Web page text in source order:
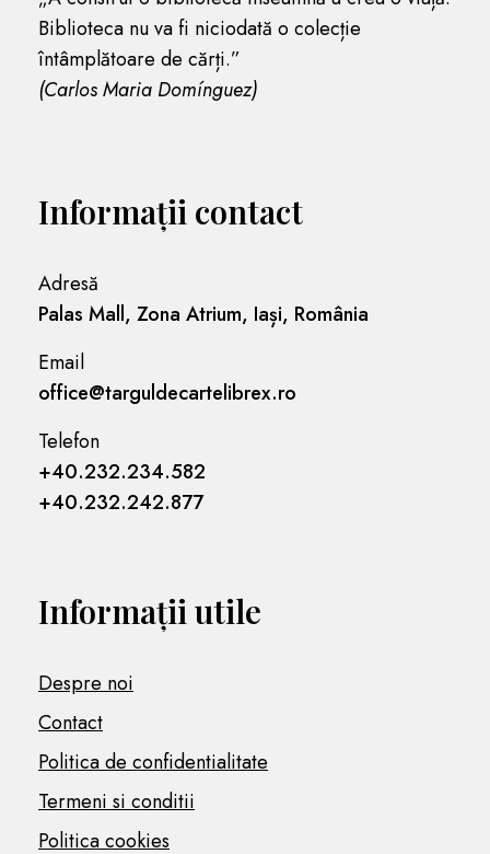
Biblioteca nu va fi niciodată o colecție
întâmplătoare de cărți.”
(Carlos Maria Domínguez)
Informații contact
Adresă
Palas Mall, Zona Atrium, Iași, România
Email
office@targuldecartelibrex.ro
Telefon
+40.232.234.582
+40.232.242.877
Informații utile
Despre noi
Contact
Politica de confidentialitate
Termeni si conditii
Politica cookies